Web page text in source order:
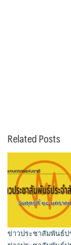
Related Posts
ข่าวประชาสัมพันธ์ป